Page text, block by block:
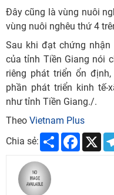
Đây cũng là vùng nuôi
vùng nuôi nghêu thứ 4
Sau khi đạt chứng nhận
của tỉnh Tiền Giang nói
riêng phát triển ổn
phần phát triển kinh tế-
như tỉnh Tiền Giang./.
Theo Vietnam Plus
Chia sẻ:
Share X